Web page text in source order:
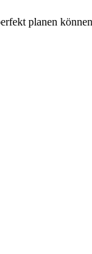
planen